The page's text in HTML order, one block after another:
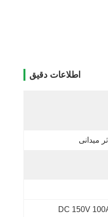
اطلاعات دقیق
میدانی